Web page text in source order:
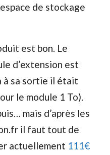
de stockage
est bon. Le
d’extension est
à sa sortie il était
le module 1 To).
mais d’après les
il faut tout de
actuellement 111€